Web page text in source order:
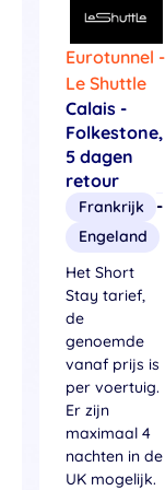
Eurotunnel -
Le Shuttle
Calais -
Folkestone,
5 dagen
retour
Frankrijk -
Engeland
Het Short
Stay tarief,
de
genoemde
vanaf prijs is
per voertuig.
Er zijn
maximaal 4
nachten in de
UK mogelijk.